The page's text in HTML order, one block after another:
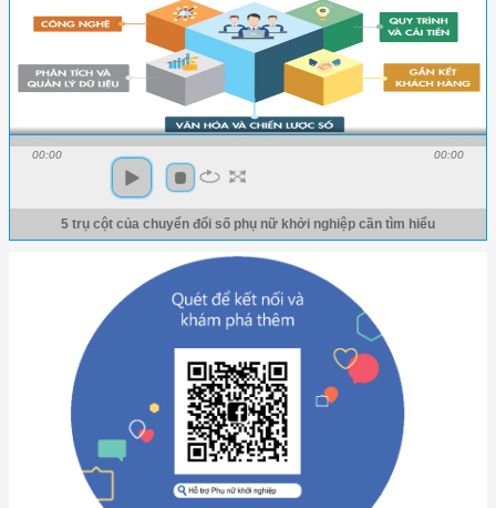
00:00 00:00
5 trụ cột của chuyển đổi số phụ nữ khởi nghiệp cần tìm hiểu